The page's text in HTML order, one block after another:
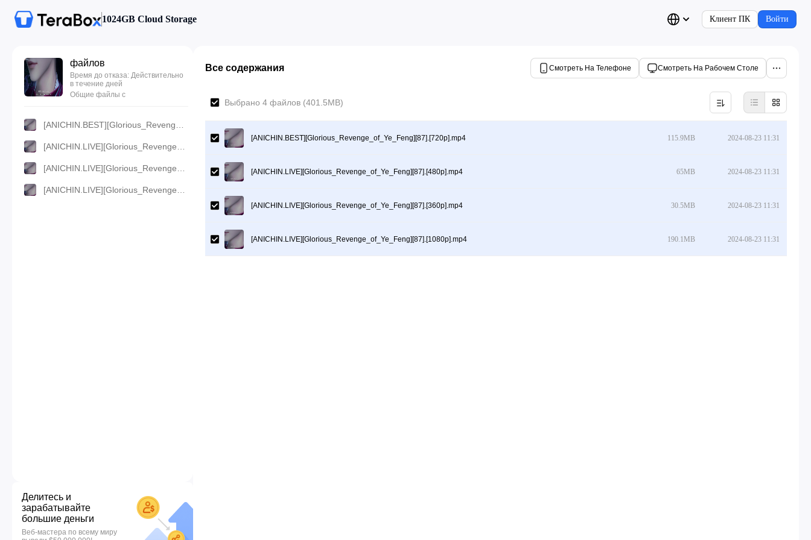
1024GB Cloud Storage Клиент ПК Войти
файлов
Время до отказа: Действительно
в течение дней
Общие файлы с
Делитесь и
зарабатывайте
большие деньги
Веб-мастера по всему миру
Все содержания Смотреть На Телефоне Смотреть На Рабочем Столе
Выбрано 4 файлов (401.5MB)
[ANICHIN.BEST][Glorious_Revenge_of_Ye_Feng][87].[720p].mp4 115.9MB 2024-08-23 11:31
[ANICHIN.LIVE][Glorious_Revenge_of_Ye_Feng][87].[480p].mp4 65MB 2024-08-23 11:31
[ANICHIN.LIVE][Glorious_Revenge_of_Ye_Feng][87].[360p].mp4 30.5MB 2024-08-23 11:31
[ANICHIN.LIVE][Glorious_Revenge_of_Ye_Feng][87].[1080p].mp4 190.1MB 2024-08-23 11:31